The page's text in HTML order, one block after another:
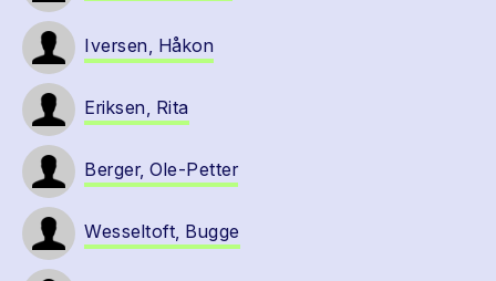
Iversen, Håkon
Eriksen, Rita
Berger, Ole-Petter
Wesseltoft, Bugge